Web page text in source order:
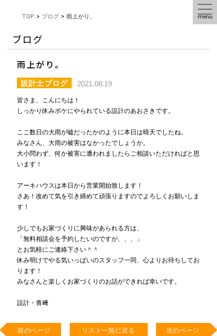
menu
TOP > ブログ > 雨上がり。
ブログ
雨上がり。
設計士ブログ 2021.08.19
皆さま、こんにちは！
しっかり休みボケにやられている設計のあおさきです。
ここ数日の大雨が嘘だったかのように本日は晴天でしたね。
みなさん、大雨の被害はなかったでしょうか。
大小問わず、何か被害に遭われましたらご相談いただければと思
います！
アーキハウスは本日から営業開始致します！
さあ！改めて気を引き締めて頑張りますのでよろしくお願いしま
す！
少しでもお家づくりに興味があられる方は、
「無料相談会を予約したいのですが、、、」
とお気軽にご連絡下さい＾＾
休み明けでやる気いっぱいのスタッフ一同、心よりお待ちしてお
ります！
みなさんと楽しくお家づくりのお話ができれば幸いです。
設計・青﨑
前のページ リスト一覧に戻る 次のページ